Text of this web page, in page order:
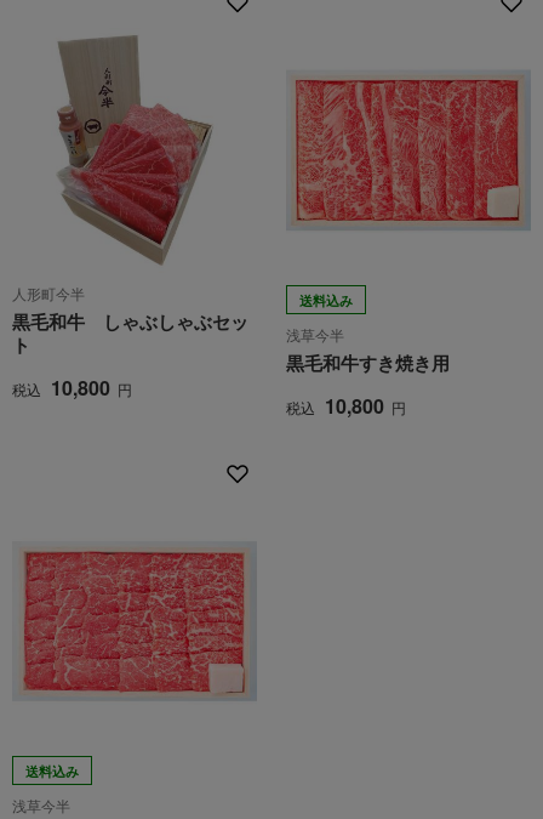
人形町今半
黒毛和牛 しゃぶしゃぶセッ
ト
税込 10,800 円
送料込み
浅草今半
黒毛和牛すき焼き用
税込 10,800 円
送料込み
浅草今半